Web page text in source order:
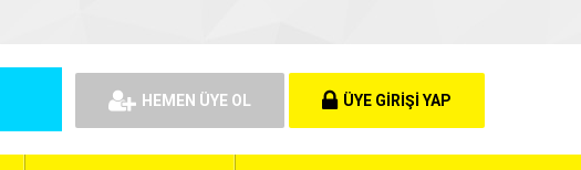
HEMEN ÜYE OL ÜYE GİRİŞİ YAP